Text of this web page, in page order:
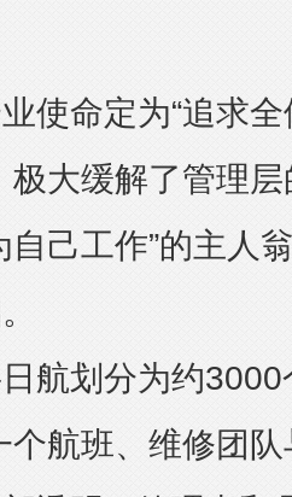
命定为“追求全
极大缓解了管理
自己工作”的主人
划分为约3000
个航班、维修团